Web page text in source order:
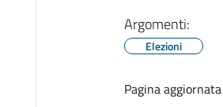
Argomenti:
Elezioni
Pagina